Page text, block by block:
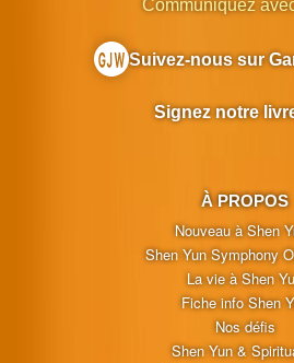
À PROPOS
Nouveau à Shen
Shen Yun Symphony
La vie à Shen
Fiche info Shen
Nos défis
Shen Yun &
Communiquez
Suivez-nous sur
Signez notre